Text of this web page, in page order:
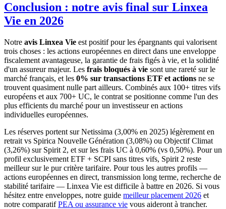
Conclusion : notre avis final sur Linxea
Vie en 2026
Notre avis Linxea Vie est positif pour les épargnants qui valorisent
trois choses : les actions européennes en direct dans une enveloppe
fiscalement avantageuse, la garantie de frais figés à vie, et la solidité
d'un assureur majeur. Les frais bloqués à vie sont une rareté sur le
marché français, et les 0% sur transactions ETF et actions ne se
trouvent quasiment nulle part ailleurs. Combinés aux 100+ titres vifs
européens et aux 700+ UC, le contrat se positionne comme l'un des
plus efficients du marché pour un investisseur en actions
individuelles européennes.
Les réserves portent sur Netissima (3,00% en 2025) légèrement en
retrait vs Spirica Nouvelle Génération (3,08%) ou Objectif Climat
(3,26%) sur Spirit 2, et sur les frais UC à 0,60% (vs 0,50%). Pour un
profil exclusivement ETF + SCPI sans titres vifs, Spirit 2 reste
meilleur sur le pur critère tarifaire. Pour tous les autres profils —
actions européennes en direct, transmission long terme, recherche de
stabilité tarifaire — Linxea Vie est difficile à battre en 2026. Si vous
hésitez entre enveloppes, notre guide meilleur placement 2026 et
notre comparatifPEA ou assurance vie vous aideront à trancher.